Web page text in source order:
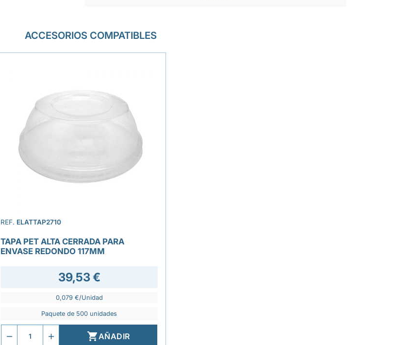
ACCESORIOS COMPATIBLES
REF. ELATTAP2710
TAPA PET ALTA CERRADA PARA
ENVASE REDONDO 117MM
39,53 €
0,079 €/Unidad
Paquete de 500 unidades
AÑADIR